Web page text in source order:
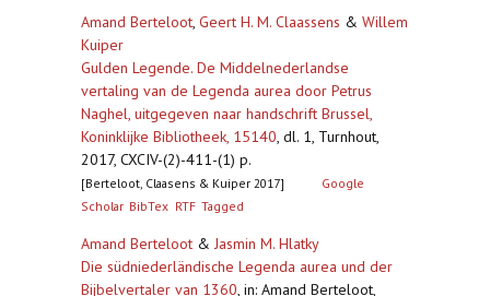
Amand Berteloot, Geert H. M. Claassens & Willem
Kuiper
Gulden Legende. De Middelnederlandse
vertaling van de Legenda aurea door Petrus
Naghel, uitgegeven naar handschrift Brussel,
Koninklijke Bibliotheek, 15140, dl. 1, Turnhout,
2017, CXCIV-(2)-411-(1) p.
[Berteloot, Claasens & Kuiper 2017]
Google
Scholar BibTex RTF Tagged
Amand Berteloot & Jasmin M. Hlatky
Die südniederländische Legenda aurea und der
Bijbelvertaler van 1360, in: Amand Berteloot,